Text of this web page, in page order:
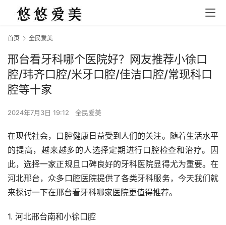
首页 全民爱美
邢台看牙科哪个医院好？网友推荐小徐口
腔/玮齐口腔/米牙口腔/佳洁口腔/常现科口
腔等十家
2024年7月3日 19:12 全民爱美
在现代社会，口腔健康日益受到人们的关注。随着生活水平
的提高，越来越多的人选择定期进行口腔检查和治疗。因
此，选择一家正规且口碑良好的牙科医院显得尤为重要。在
河北邢台，众多口腔医院提供了各类牙科服务，今天我们就
来探讨一下在邢台看牙科哪家医院更值得推荐。
1. 河北邢台南和小徐口腔